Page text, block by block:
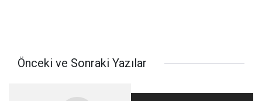
Önceki ve Sonraki Yazılar